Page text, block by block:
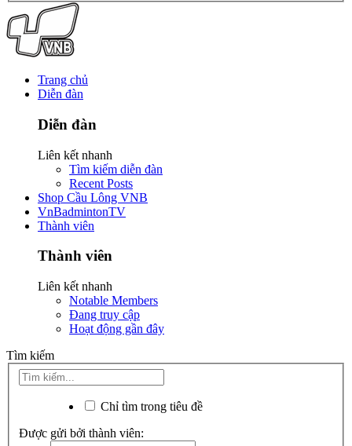
Trang chủ
Diễn đàn
Diễn đàn
Liên kết nhanh
Tìm kiếm diễn đàn
Recent Posts
Shop Cầu Lông VNB
VnBadmintonTV
Thành viên
Thành viên
Liên kết nhanh
Notable Members
Đang truy cập
Hoạt động gần đây
Tìm kiếm
Chỉ tìm trong tiêu đề
Được gửi bởi thành viên: